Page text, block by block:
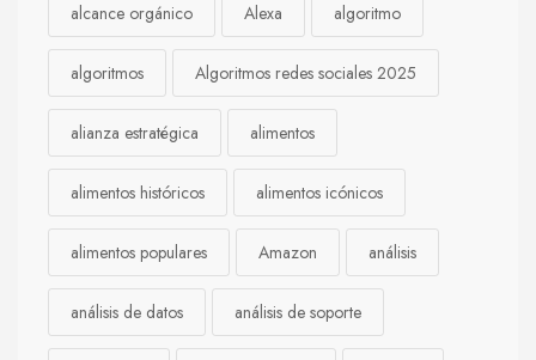
alcance orgánico Alexa algoritmo
algoritmos Algoritmos redes sociales 2025
alianza estratégica alimentos
alimentos históricos alimentos icónicos
alimentos populares Amazon análisis
análisis de datos análisis de soporte